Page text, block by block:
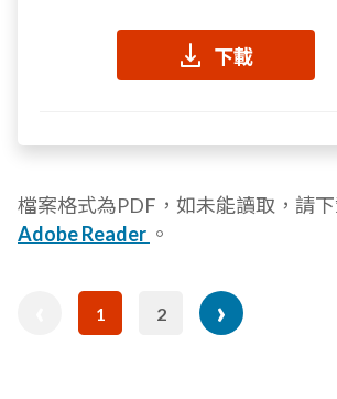
下載
檔案格式為PDF，如未能讀取，請
Adobe Reader 。
Pagination
目
1
頁
2
下
›